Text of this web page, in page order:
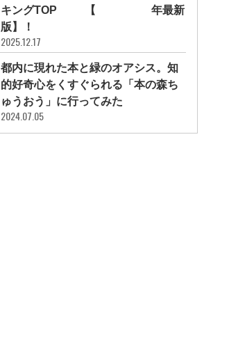
キングTOP30【2026年最新
版】！
2025.12.17
都内に現れた本と緑のオアシス。知
的好奇心をくすぐられる「本の森ち
ゅうおう」に行ってみた
2024.07.05